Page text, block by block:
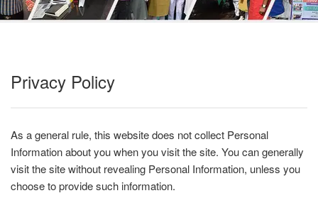
Privacy Policy
As a general rule, this website does not collect Personal
Information about you when you visit the site. You can generally
visit the site without revealing Personal Information, unless you
choose to provide such information.